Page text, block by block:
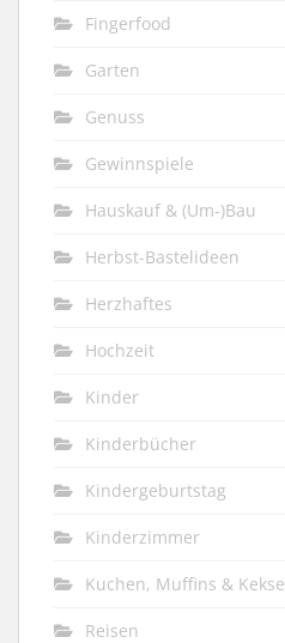
Fingerfood
Garten
Genuss
Gewinnspiele
Hauskauf & (Um-)Bau
Herbst-Bastelideen
Herzhaftes
Hochzeit
Kinder
Kinderbücher
Kindergeburtstag
Kinderzimmer
Kuchen, Muffins & Kekse
Reisen